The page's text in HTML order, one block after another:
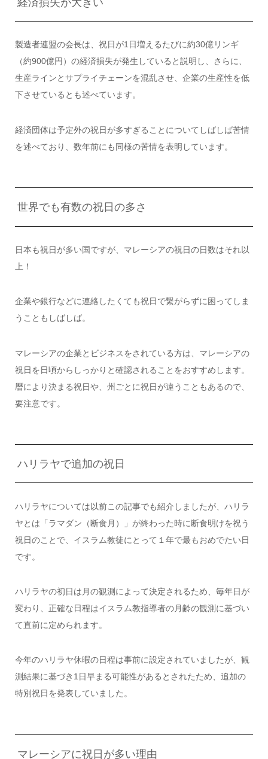
経済損失が大きい
製造者連盟の会長は、祝日が1日増えるたびに約30億リンギ
（約900億円）の経済損失が発生していると説明し、さらに、
生産ラインとサプライチェーンを混乱させ、企業の生産性を低
下させているとも述べています。
経済団体は予定外の祝日が多すぎることについてしばしば苦情
を述べており、数年前にも同様の苦情を表明しています。
世界でも有数の祝日の多さ
日本も祝日が多い国ですが、マレーシアの祝日の日数はそれ以
上！
企業や銀行などに連絡したくても祝日で繋がらずに困ってしま
うこともしばしば。
マレーシアの企業とビジネスをされている方は、マレーシアの
祝日を日頃からしっかりと確認されることをおすすめします。
暦により決まる祝日や、州ごとに祝日が違うこともあるので、
要注意です。
ハリラヤで追加の祝日
ハリラヤについては以前この記事でも紹介しましたが、ハリラ
ヤとは「ラマダン（断食月）」が終わった時に断食明けを祝う
祝日のことで、イスラム教徒にとって１年で最もおめでたい日
です。
ハリラヤの初日は月の観測によって決定されるため、毎年日が
変わり、正確な日程はイスラム教指導者の月齢の観測に基づい
て直前に定められます。
今年のハリラヤ休暇の日程は事前に設定されていましたが、観
測結果に基づき1日早まる可能性があるとされたため、追加の
特別祝日を発表していました。
マレーシアに祝日が多い理由